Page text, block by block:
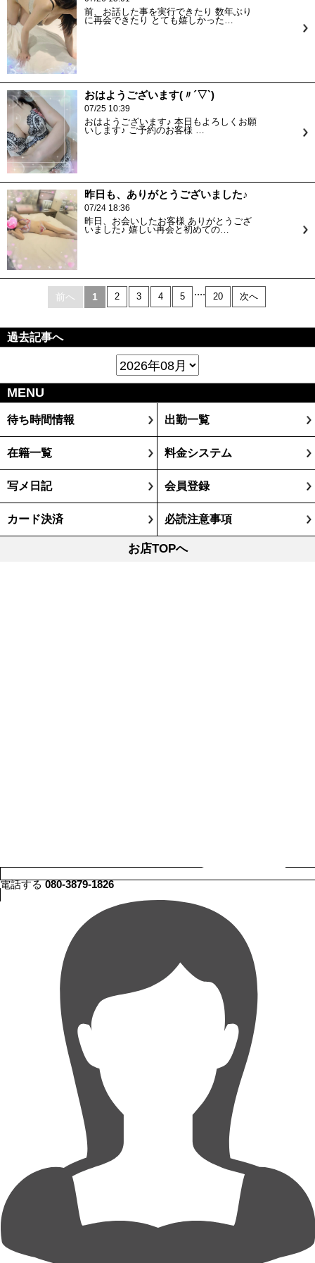
前、お話した事を実行できたり 数年ぶり
に再会できたり とても嬉しかった…
おはようございます(〃´▽`)
07/25 10:39
おはようございます♪ 本日もよろしくお願
いします♪ ご予約のお客様 …
昨日も、ありがとうございました♪
07/24 18:36
昨日、お会いしたお客様 ありがとうござ
いました♪ 嬉しい再会と初めての…
前へ 1 2 3 4 5 .... 20 次へ
過去記事へ
MENU
待ち時間情報 出勤一覧
在籍一覧 料金システム
写メ日記 会員登録
カード決済 必読注意事項
お店TOPへ
電話する080-3879-1826